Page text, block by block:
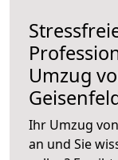
Umzug
Ihr Umzug
an und Sie